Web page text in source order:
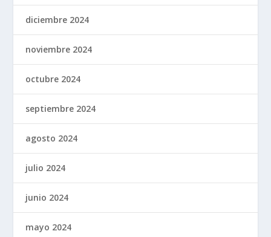
diciembre 2024
noviembre 2024
octubre 2024
septiembre 2024
agosto 2024
julio 2024
junio 2024
mayo 2024